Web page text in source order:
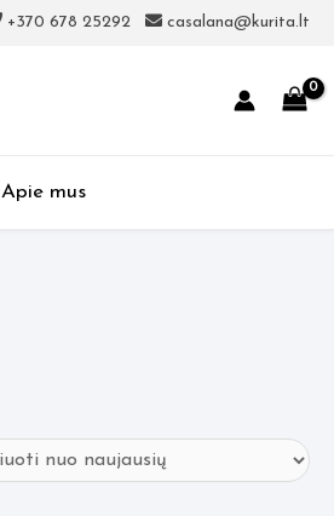
+370 678 25292 casalana@kurita.lt
Apie mus